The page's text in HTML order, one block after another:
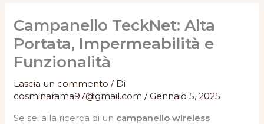
Campanello TeckNet: Alta
Portata, Impermeabilità e
Funzionalità
Lascia un commento / Di
cosminarama97@gmail.com/Gennaio 5, 2025
Se sei alla ricerca di un campanello wireless